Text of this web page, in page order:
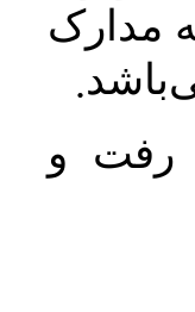
مدارک
.
رفت و